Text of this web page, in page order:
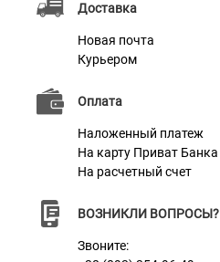
Доставка
Новая почта
Курьером
Оплата
Наложенный платеж
На карту Приват Банка
На расчетный счет
ВОЗНИКЛИ ВОПРОСЫ?
Звоните:
Материал
Наполнитель